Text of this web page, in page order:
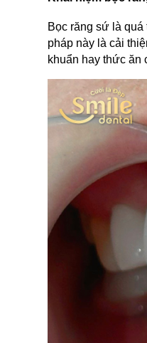
Bọc răng sứ là
pháp này là cải
khuẩn hay thức ăn